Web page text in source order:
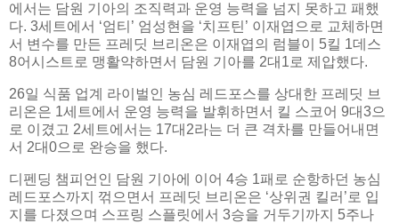
에서는 담원 기아의 조직력과 운영 능력을 넘지 못하고 패했
다. 3세트에서 ‘엄티’ 엄성현을 ‘치프틴’ 이재엽으로 교체하면
서 변수를 만든 프레딧 브리온은 이재엽의 럼블이 5킬 1데스
8어시스트로 맹활약하면서 담원 기아를 2대1로 제압했다.
26일 식품 업계 라이벌인 농심 레드포스를 상대한 프레딧 브
리온은 1세트에서 운영 능력을 발휘하면서 킬 스코어 9대3으
로 이겼고 2세트에서는 17대2라는 더 큰 격차를 만들어내면
서 2대0으로 완승을 했다.
디펜딩 챔피언인 담원 기아에 이어 4승 1패로 순항하던 농심
레드포스까지 꺾으면서 프레딧 브리온은 ‘상위권 킬러’로 입
지를 다졌으며 스프링 스플릿에서 3승을 거두기까지 5주나